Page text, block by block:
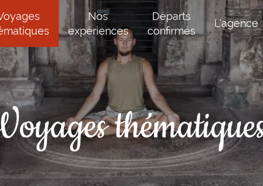
Nos
expériences
Départs
confirmés
L'agence